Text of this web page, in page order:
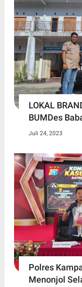
LOKAL
BUMDes
Juli 24, 2023
Polres
Menonjol